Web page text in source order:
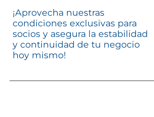
¡Aprovecha nuestras
condiciones exclusivas para
socios y asegura la estabilidad
y continuidad de tu negocio
hoy mismo!